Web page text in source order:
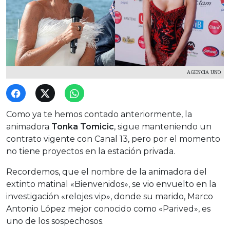
AGENCIA UNO
Como ya te hemos contado anteriormente, la
animadora Tonka Tomicic, sigue manteniendo un
contrato vigente con Canal 13, pero por el momento
no tiene proyectos en la estación privada.
Recordemos, que el nombre de la animadora del
extinto matinal «Bienvenidos», se vio envuelto en la
investigación «relojes vip», donde su marido, Marco
Antonio López mejor conocido como «Parived», es
uno de los sospechosos.